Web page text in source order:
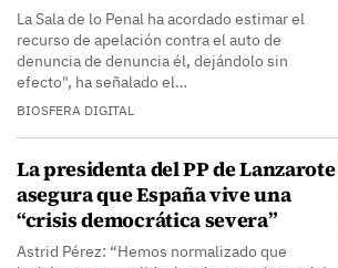
La Sala de lo Penal ha acordado estimar el
recurso de apelación contra el auto de
denuncia de denuncia él, dejándolo sin
efecto", ha señalado el…
BIOSFERA DIGITAL
La presidenta del PP de Lanzarote
asegura que España vive una
“crisis democrática severa”
Astrid Pérez: “Hemos normalizado que